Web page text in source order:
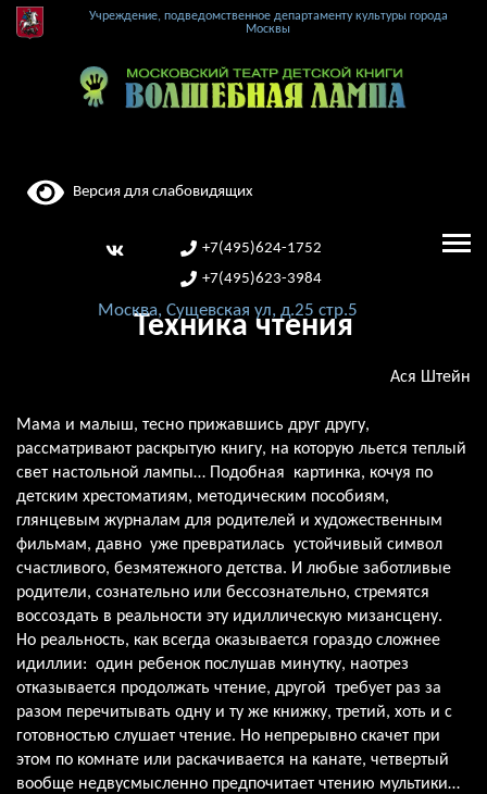
Учреждение, подведомственное департаменту культуры города
Москвы
Версия для слабовидящих
+7(495)624-1752
+7(495)623-3984
Москва, Сущевская ул, д.25 стр.5
Техника чтения
Ася Штейн
Мама и малыш, тесно прижавшись друг другу,
рассматривают раскрытую книгу, на которую льется теплый
свет настольной лампы… Подобная картинка, кочуя по
детским хрестоматиям, методическим пособиям,
глянцевым журналам для родителей и художественным
фильмам, давно уже превратилась устойчивый символ
счастливого, безмятежного детства. И любые заботливые
родители, сознательно или бессознательно, стремятся
воссоздать в реальности эту идиллическую мизансцену.
Но реальность, как всегда оказывается гораздо сложнее
идиллии: один ребенок послушав минутку, наотрез
отказывается продолжать чтение, другой требует раз за
разом перечитывать одну и ту же книжку, третий, хоть и с
готовностью слушает чтение. Но непрерывно скачет при
этом по комнате или раскачивается на канате, четвертый
вообще недвусмысленно предпочитает чтению мультики…